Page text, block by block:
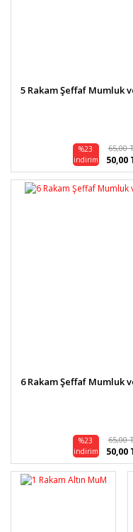
5 Rakam Şeffaf Mumluk
%23
indirim
65,00
50,00
6 Rakam Şeffaf Mumluk
%23
indirim
65,00
50,00